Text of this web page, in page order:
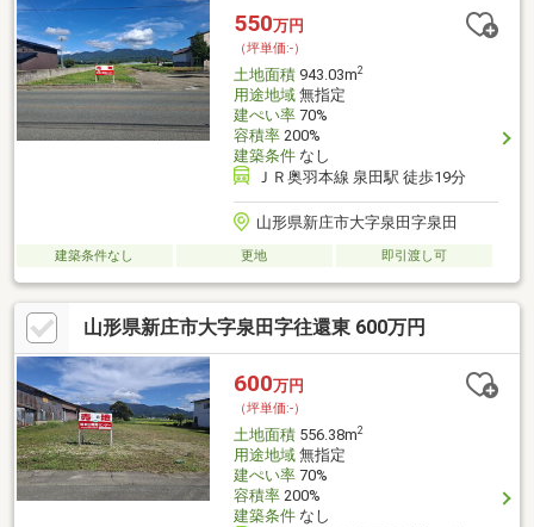
550万円
（坪単価:-）
土地面積943.03m2
用途地域無指定
建ぺい率70%
容積率200%
建築条件なし
ＪＲ奥羽本線 泉田駅 徒歩19分
山形県新庄市大字泉田字泉田
建築条件なし 更地 即引渡し可
山形県新庄市大字泉田字往還東 600万円
600万円
（坪単価:-）
土地面積556.38m2
用途地域無指定
建ぺい率70%
容積率200%
建築条件なし